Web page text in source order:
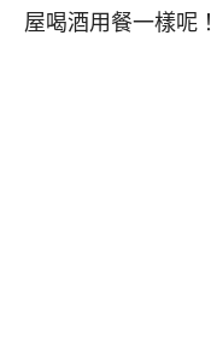
屋喝酒用餐一樣呢！